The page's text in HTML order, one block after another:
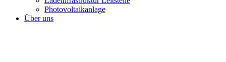
Photovoltaikanlage
Über uns